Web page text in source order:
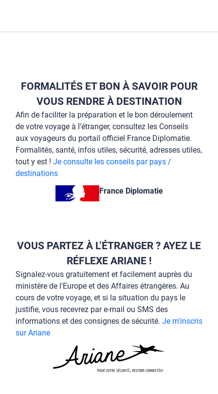
FORMALITÉS ET BON À SAVOIR POUR
VOUS RENDRE À DESTINATION
Afin de faciliter la préparation et le bon déroulement
de votre voyage à l’étranger, consultez les Conseils
aux voyageurs du portail officiel France Diplomatie.
Formalités, santé, infos utiles, sécurité, adresses utiles,
tout y est ! Je consulte les conseils par pays /
destinations
France Diplomatie
VOUS PARTEZ À L’ÉTRANGER ? AYEZ LE
RÉFLEXE ARIANE !
Signalez-vous gratuitement et facilement auprès du
ministère de l'Europe et des Affaires étrangères. Au
cours de votre voyage, et si la situation du pays le
justifie, vous recevrez par e-mail ou SMS des
informations et des consignes de sécurité. Je m'inscris
sur Ariane